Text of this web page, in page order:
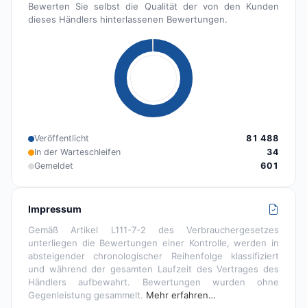
Bewerten Sie selbst die Qualität der von den Kunden
dieses Händlers hinterlassenen Bewertungen.
Veröffentlicht
81 488
In der Warteschleifen
34
Gemeldet
601
Impressum
Gemäß Artikel L111-7-2 des Verbrauchergesetzes
unterliegen die Bewertungen einer Kontrolle, werden in
absteigender chronologischer Reihenfolge klassifiziert
und während der gesamten Laufzeit des Vertrages des
Händlers aufbewahrt. Bewertungen wurden ohne
Gegenleistung gesammelt. Mehr erfahren…